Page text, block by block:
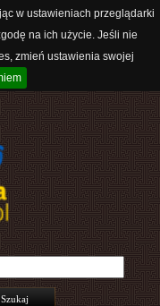
w ustawieniach przeglądarki
na ich użycie. Jeśli nie
zmień ustawienia swojej